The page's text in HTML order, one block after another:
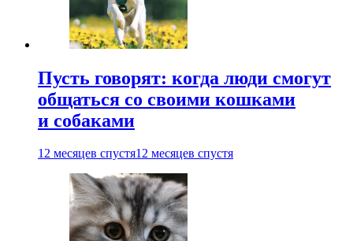
Пусть говорят: когда люди смогут
общаться со своими кошками
и собаками
12 месяцев спустя12 месяцев спустя